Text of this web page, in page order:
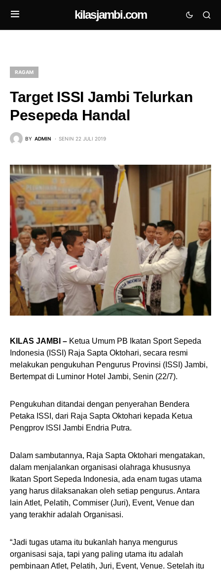
kilasjambi.com
RAGAM
Target ISSI Jambi Telurkan
Pesepeda Handal
BY ADMIN SENIN 22 JULI 2019
KILAS JAMBI – Ketua Umum PB Ikatan Sport Sepeda
Indonesia (ISSI) Raja Sapta Oktohari, secara resmi
melakukan pengukuhan Pengurus Provinsi (ISSI) Jambi,
Bertempat di Luminor Hotel Jambi, Senin (22/7).
Pengukuhan ditandai dengan penyerahan Bendera
Petaka ISSI, dari Raja Sapta Oktohari kepada Ketua
Pengprov ISSI Jambi Endria Putra.
Dalam sambutannya, Raja Sapta Oktohari mengatakan,
dalam menjalankan organisasi olahraga khususnya
Ikatan Sport Sepeda Indonesia, ada enam tugas utama
yang harus dilaksanakan oleh setiap pengurus. Antara
lain Atlet, Pelatih, Commiser (Juri), Event, Venue dan
yang terakhir adalah Organisasi.
“Jadi tugas utama itu bukanlah hanya mengurus
organisasi saja, tapi yang paling utama itu adalah
pembinaan Atlet, Pelatih, Juri, Event, Venue. Setelah itu